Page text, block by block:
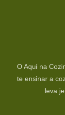
O Aqui na
te ensinar a
leva